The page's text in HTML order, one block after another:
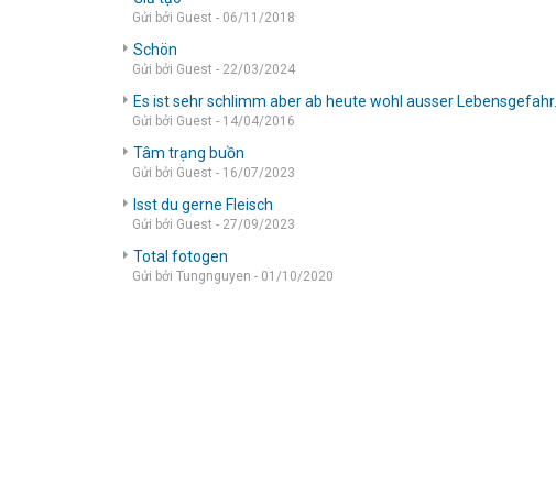
Gửi bởi Guest - 06/11/2018
Schön
Gửi bởi Guest - 22/03/2024
Es ist sehr schlimm aber ab heute wohl ausser Lebensgefahr.
Gửi bởi Guest - 14/04/2016
Tâm trạng buồn
Gửi bởi Guest - 16/07/2023
Isst du gerne Fleisch
Gửi bởi Guest - 27/09/2023
Total fotogen
Gửi bởi Tungnguyen - 01/10/2020